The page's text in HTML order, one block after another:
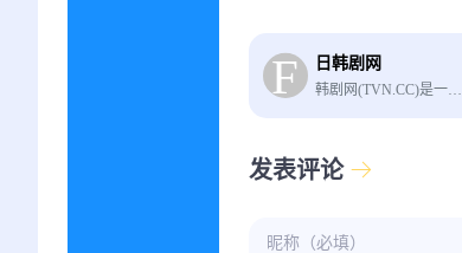
日韩剧网
韩剧网(TVN.CC)是一个可以免费在线观看各种韩剧、日剧、泰剧的网站。
发表评论